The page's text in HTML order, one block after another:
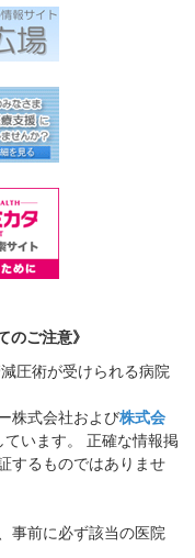
のご注意》
圧術が受けられる病院
株式会社および株式会
います。 正確な情報掲
するものではありませ
事前に必ず該当の医院